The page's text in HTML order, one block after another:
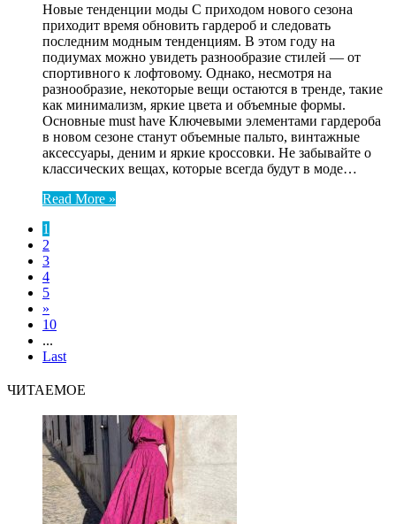
Новые тенденции моды С приходом нового сезона
приходит время обновить гардероб и следовать
последним модным тенденциям. В этом году на
подиумах можно увидеть разнообразие стилей — от
спортивного к лофтовому. Однако, несмотря на
разнообразие, некоторые вещи остаются в тренде, такие
как минимализм, яркие цвета и объемные формы.
Основные must have Ключевыми элементами гардероба
в новом сезоне станут объемные пальто, винтажные
аксессуары, деним и яркие кроссовки. Не забывайте о
классических вещах, которые всегда будут в моде…
Read More »
1
2
3
4
5
»
10
...
Last
ЧИТАЕМОЕ